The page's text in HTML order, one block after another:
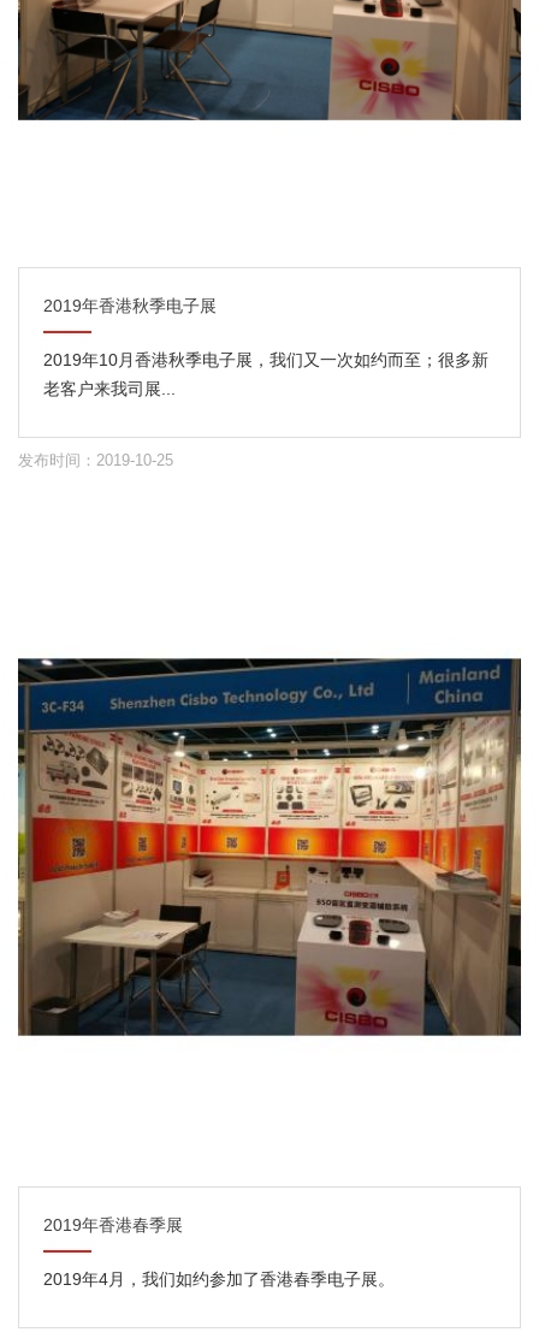
2019年香港秋季电子展
2019年10月香港秋季电子展，我们又一次如约而至；很多新
老客户来我司展...
发布时间：2019-10-25
2019年香港春季展
2019年4月，我们如约参加了香港春季电子展。